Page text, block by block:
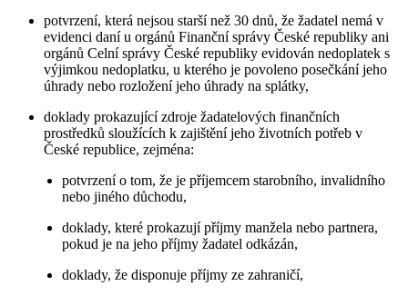
potvrzení, která nejsou starší než 30 dnů, že žadatel nemá v
evidenci daní u orgánů Finanční správy České republiky ani
orgánů Celní správy České republiky evidován nedoplatek s
výjimkou nedoplatku, u kterého je povoleno posečkání jeho
úhrady nebo rozložení jeho úhrady na splátky,
doklady prokazující zdroje žadatelových finančních
prostředků sloužících k zajištění jeho životních potřeb v
České republice, zejména:
potvrzení o tom, že je příjemcem starobního, invalidního
nebo jiného důchodu,
doklady, které prokazují příjmy manžela nebo partnera,
pokud je na jeho příjmy žadatel odkázán,
doklady, že disponuje příjmy ze zahraničí,